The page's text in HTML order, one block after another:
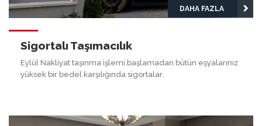
DAHA FAZLA
Sigortalı Taşımacılık
Eylül Nakliyat taşınma işlemi başlamadan bütün eşyalarınız
yüksek bir bedel karşılığında sigortalar.